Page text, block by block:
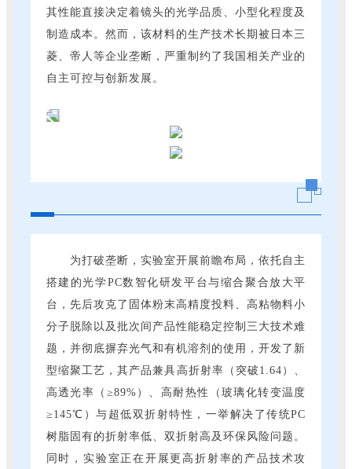
其性能直接决定着镜头的光学品质、小型化程度及
制造成本。然而，该材料的生产技术长期被日本三
菱、帝人等企业垄断，严重制约了我国相关产业的
自主可控与创新发展。
为打破垄断，实验室开展前瞻布局，依托自主
搭建的光学PC数智化研发平台与缩合聚合放大平
台，先后攻克了固体粉末高精度投料、高粘物料小
分子脱除以及批次间产品性能稳定控制三大技术难
题，并彻底摒弃光气和有机溶剂的使用，开发了新
型缩聚工艺，其产品兼具高折射率（突破1.64）、
高透光率（≥89%）、高耐热性（玻璃化转变温度
≥145℃）与超低双折射特性，一举解决了传统PC
树脂固有的折射率低、双折射高及环保风险问题。
同时，实验室正在开展更高折射率的产品技术攻